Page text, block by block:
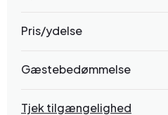
Pris/ydelse
Gæstebedømmelse
Tjek tilgængelighed